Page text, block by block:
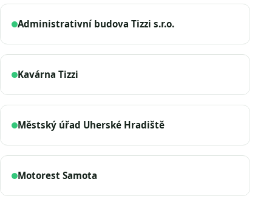
Administrativní budova Tizzi s.r.o.
Kavárna Tizzi
Městský úřad Uherské Hradiště
Motorest Samota